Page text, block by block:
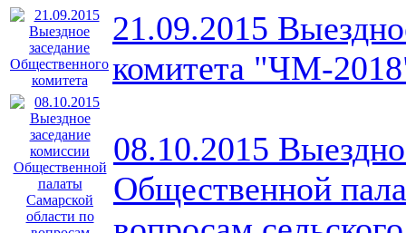
21.09.2015
комитета "ЧМ-
08.10.2015
Общественной